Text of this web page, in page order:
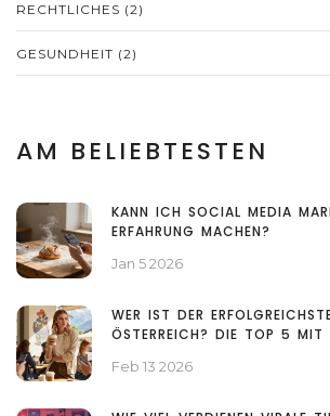
RECHTLICHES (2)
GESUNDHEIT (2)
AM BELIEBTESTEN
KANN ICH SOCIAL MEDIA
ERFAHRUNG MACHEN?
Jan 5 2026
WER IST DER
ÖSTERREICH? DIE TOP 5 MIT
Feb 13 2026